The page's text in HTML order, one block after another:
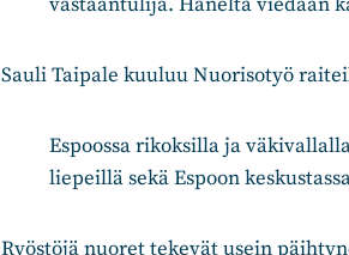
Sauli Taipale kuuluu Nuorisotyö
Espoossa rikoksilla ja
liepeillä sekä Espoon
Ryöstöjä nuoret tekevät usein